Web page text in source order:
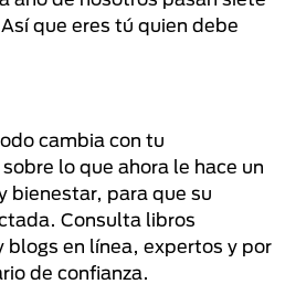
que eres tú quien debe
cambia con tu
lo que ahora le hace un
bienestar, para que su
Consulta libros
blogs en línea, expertos y por
de confianza.